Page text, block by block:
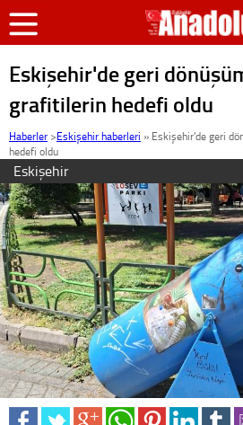
Eskişehir'de geri
grafitilerin hedefi oldu
Haberler >Eskişehir haberleri » Eskişehir'de geri
hedefi oldu
Eskişehir